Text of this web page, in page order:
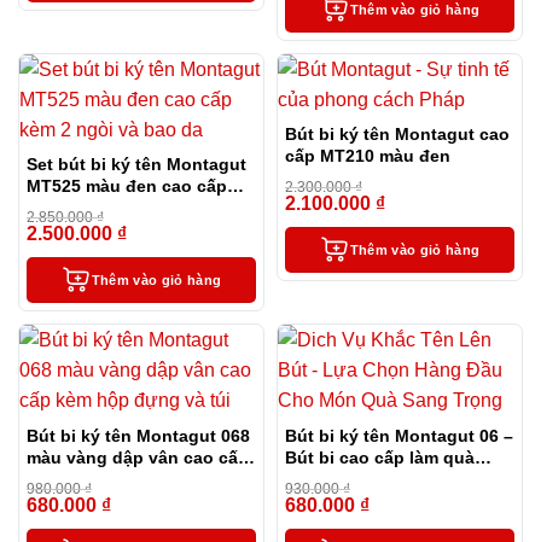
Thêm vào giỏ hàng
Set bút bi ký tên Montagut
MT525 màu đen cao cấp
kèm 2 ngòi và bao da
2.850.000₫
2.500.000 ₫
Thêm vào giỏ hàng
Bút bi ký tên Montagut cao
cấp MT210 màu đen
2.300.000₫
2.100.000 ₫
Thêm vào giỏ hàng
Bút bi ký tên Montagut 068
màu vàng dập vân cao cấp
kèm hộp đựng và túi
980.000₫
680.000 ₫
Bút bi ký tên Montagut 06 –
Bút bi cao cấp làm quà
tặng sếp
930.000₫
680.000 ₫